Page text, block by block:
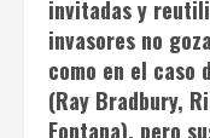
invitadas y
invasores no
como en el caso
(Ray Bradbury,
Fontana), pero